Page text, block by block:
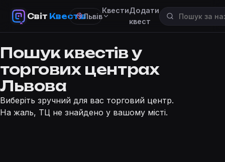
Світ КвестівЛьвів
КвестиДодати
квест
Пошук квестів у
торгових центрах
Львова
Виберіть зручний для вас торговий центр.
На жаль, ТЦ не знайдено у вашому місті.